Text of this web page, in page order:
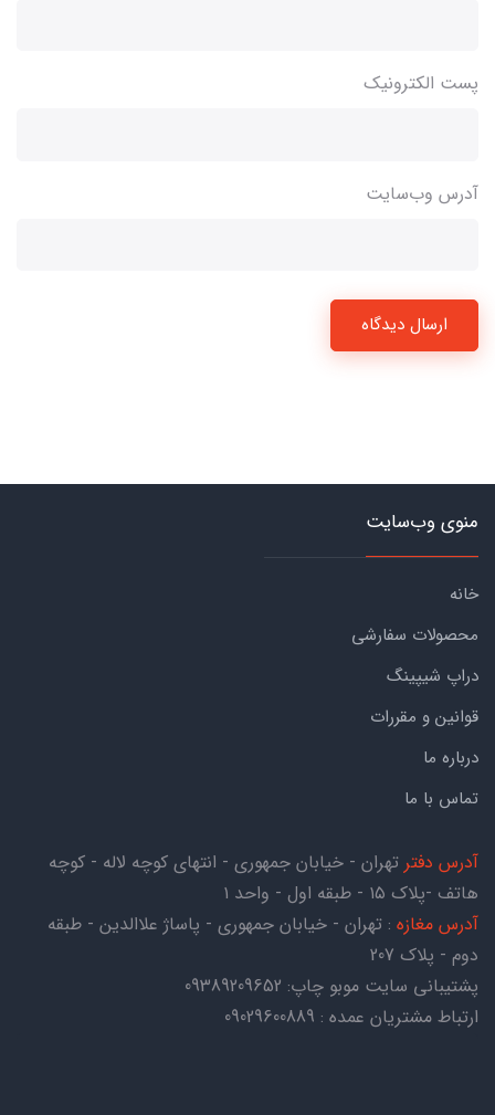
پست الکترونیک
آدرس وب‌سایت
ارسال دیدگاه
منوی وب‌سایت
خانه
محصولات سفارشی
دراپ شیپینگ
قوانین و مقررات
درباره ما
تماس با ما
آدرس دفتر تهران - خیابان جمهوری - انتهای کوچه لاله - کوچه
هاتف -پلاک ۱۵ - طبقه اول - واحد ۱
آدرس مغازه : تهران - خیابان جمهوری - پاساژ علاالدین - طبقه
دوم - پلاک 207
پشتیبانی سایت موبو چاپ: 09389209652
ارتباط مشتریان عمده : 09029600889